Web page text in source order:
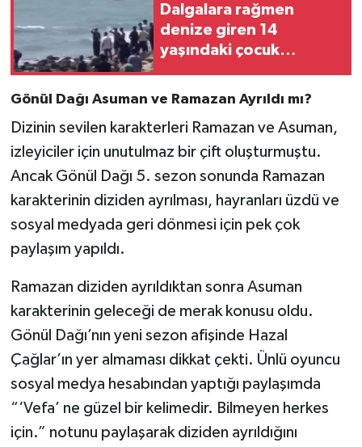
Dalgalara rağmen
denize giren 14
yaşındaki çocuk
Gönül Dağı Asuman ve Ramazan Ayrıldı mı?
Dizinin sevilen karakterleri Ramazan ve Asuman,
izleyiciler için unutulmaz bir çift oluşturmuştu.
Ancak Gönül Dağı 5. sezon sonunda Ramazan
karakterinin diziden ayrılması, hayranları üzdü ve
sosyal medyada geri dönmesi için pek çok
paylaşım yapıldı.
Ramazan diziden ayrıldıktan sonra Asuman
karakterinin geleceği de merak konusu oldu.
Gönül Dağı’nın yeni sezon afişinde Hazal
Çağlar’ın yer almaması dikkat çekti. Ünlü oyuncu
sosyal medya hesabından yaptığı paylaşımda
“‘Vefa’ ne güzel bir kelimedir. Bilmeyen herkes
için.” notunu paylaşarak diziden ayrıldığını